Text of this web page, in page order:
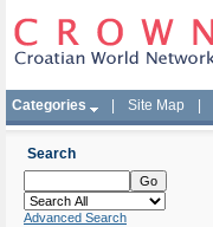
Categories Site Map
Search
Advanced Search